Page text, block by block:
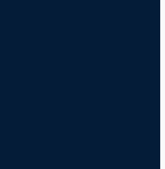
sur les méthodes de